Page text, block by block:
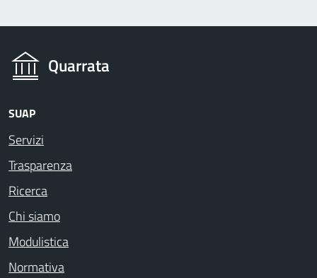
Quarrata
SUAP
Servizi
Trasparenza
Ricerca
Chi siamo
Modulistica
Normativa